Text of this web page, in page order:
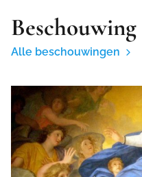
Beschouwing
Alle beschouwingen